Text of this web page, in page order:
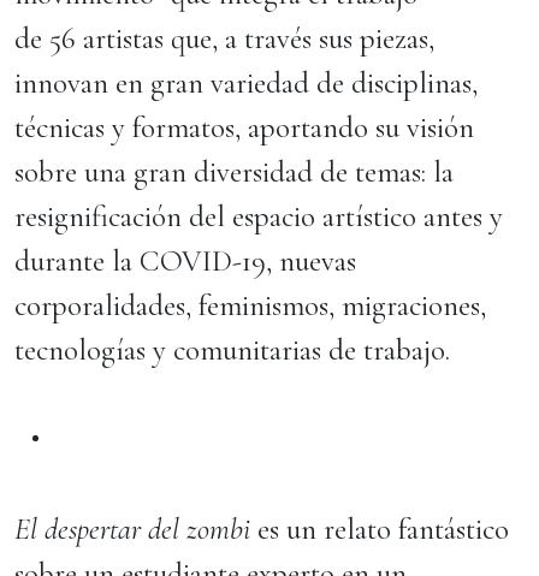
de 56 artistas que, a través sus piezas,
innovan en gran variedad de disciplinas,
técnicas y formatos, aportando su visión
sobre una gran diversidad de temas: la
resignificación del espacio artístico antes y
durante la COVID-19, nuevas
corporalidades, feminismos, migraciones,
tecnologías y comunitarias de trabajo.
El despertar del zombi es un relato fantástico